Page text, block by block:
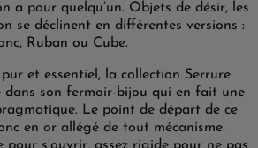
a pour quelqu’un. Objets de désir, les
se déclinent en différentes versions :
Ruban ou Cube.
pur et essentiel, la collection Serrure
dans son fermoir-bijou qui en fait une
Le point de départ de ce
en or allégé de tout mécanisme.